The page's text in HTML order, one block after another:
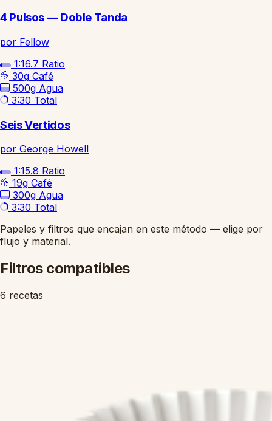
4 Pulsos — Doble Tanda
por Fellow
1:16.7 Ratio
30g Café
500g Agua
3:30 Total
Seis Vertidos
por George Howell
1:15.8 Ratio
19g Café
300g Agua
3:30 Total
Papeles y filtros que encajan en este método — elige por
flujo y material.
Filtros compatibles
6 recetas